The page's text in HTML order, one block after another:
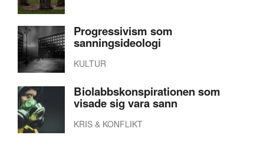
Progressivism som
sanningsideologi
KULTUR
Biolabbskonspirationen som
visade sig vara sann
KRIS & KONFLIKT